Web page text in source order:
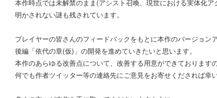
本作時点では未解禁のまま(アシスト召喚、現世における実体化
明かされない謎も残されています。
プレイヤーの皆さんのフィードバックをもとに本作のバージョン
後編「依代の章(仮)」の開発を進めていきたいと思います。
本作のあらゆる改善点について、改善する用意ができております
何でも作者ツイッター等の連絡先にご意見をお寄せくだされば幸